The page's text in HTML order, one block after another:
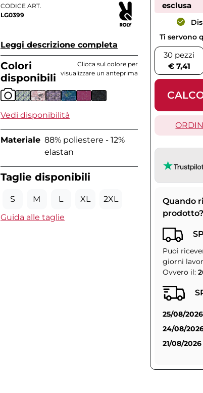
CODICE ART.
LG0399
Leggi descrizione completa
Colori
disponibili
Clicca sul colore per
visualizzare un anteprima
Vedi disponibilità
Materiale 88% poliestere - 12%
elastan
Taglie disponibili
S M L XL
2XL
Guida alle taglie
esclusa
Ti servono
30 pezzi
€ 7,41
Quando
prodotto?
Puoi
giorni
Ovvero il:
25/08/2026
24/08/
21/08/2026